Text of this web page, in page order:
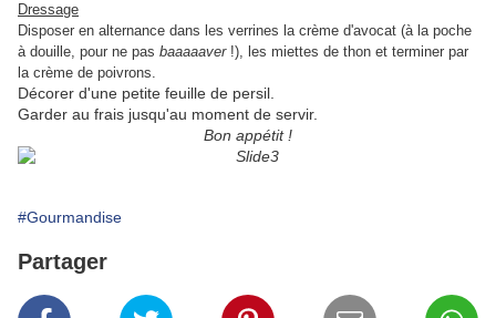
Dressage
Disposer en alternance dans les verrines la crème d'avocat (à la poche
à douille, pour ne pas baaaaaver!), les miettes de thon et terminer par
la crème de poivrons.
Décorer d'une petite feuille de persil.
Garder au frais jusqu'au moment de servir.
Bon appétit !
#Gourmandise
Partager